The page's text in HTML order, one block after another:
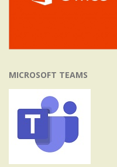
MICROSOFT TEAMS